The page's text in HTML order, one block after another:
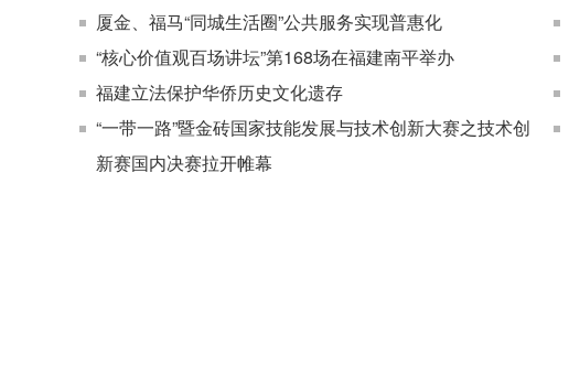
厦金、福马“同城生活圈”公共服务实现普惠化
“核心价值观百场讲坛”第168场在福建南平举办
福建立法保护华侨历史文化遗存
“一带一路”暨金砖国家技能发展与技术创新大赛之技术创
新赛国内决赛拉开帷幕